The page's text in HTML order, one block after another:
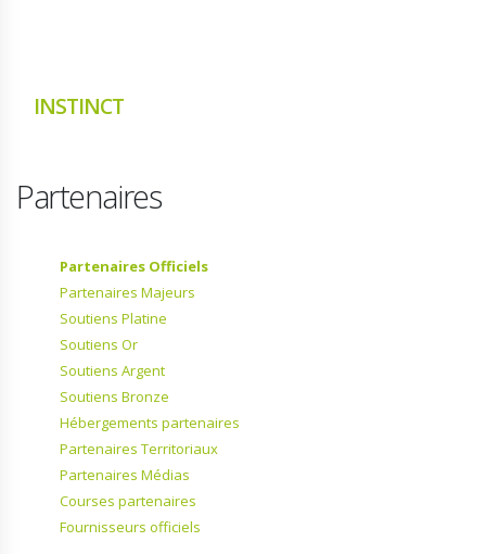
INSTINCT
Partenaires
Partenaires Officiels
Partenaires Majeurs
Soutiens Platine
Soutiens Or
Soutiens Argent
Soutiens Bronze
Hébergements partenaires
Partenaires Territoriaux
Partenaires Médias
Courses partenaires
Fournisseurs officiels